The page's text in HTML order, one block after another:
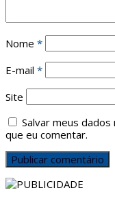
Nome *
E-mail *
Site
Salvar meus
que eu comentar.